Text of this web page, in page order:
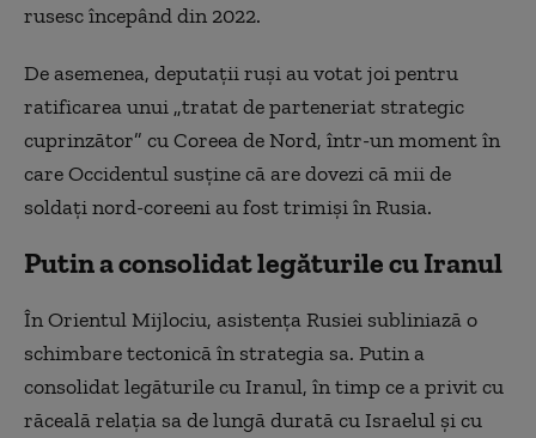
rusesc începând din 2022.
De asemenea, deputaţii ruşi au votat joi pentru
ratificarea unui „tratat de parteneriat strategic
cuprinzător” cu Coreea de Nord, într-un moment în
care Occidentul susţine că are dovezi că mii de
soldaţi nord-coreeni au fost trimişi în Rusia.
Putin a consolidat legăturile cu Iranul
În Orientul Mijlociu, asistenţa Rusiei subliniază o
schimbare tectonică în strategia sa. Putin a
consolidat legăturile cu Iranul, în timp ce a privit cu
răceală relaţia sa de lungă durată cu Israelul şi cu